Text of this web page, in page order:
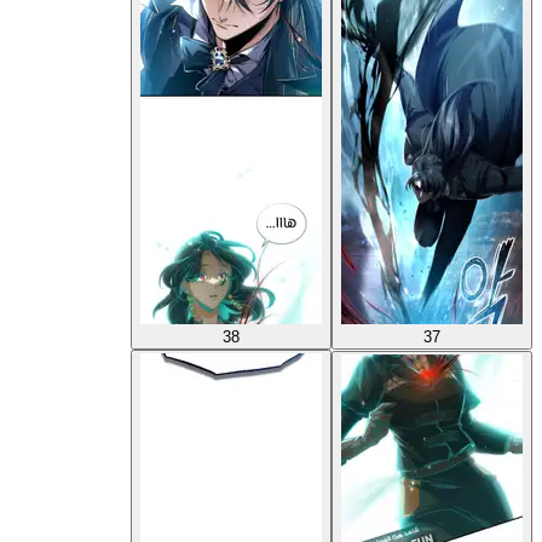
37
38